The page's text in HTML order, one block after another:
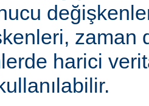
zaman
harici